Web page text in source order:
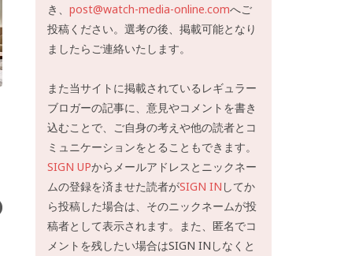
き、 post@watch-media-online.comへご
投稿ください。選考の後、掲載可能となり
ましたらご連絡いたします。
また当サイトに掲載されているレギュラー
ブロガーの記事に、意見やコメントを書き
込むことで、ご自身の考えや他の読者とコ
ミュニケーションをとることもできます。
SIGN UPからメールアドレスとニックネー
ムの登録を済ませた読者がSIGN IN してか
ら投稿した場合は、そのニックネームが投
稿者として表示されます。また、匿名でコ
メントを残したい場合はSIGN INしなくと